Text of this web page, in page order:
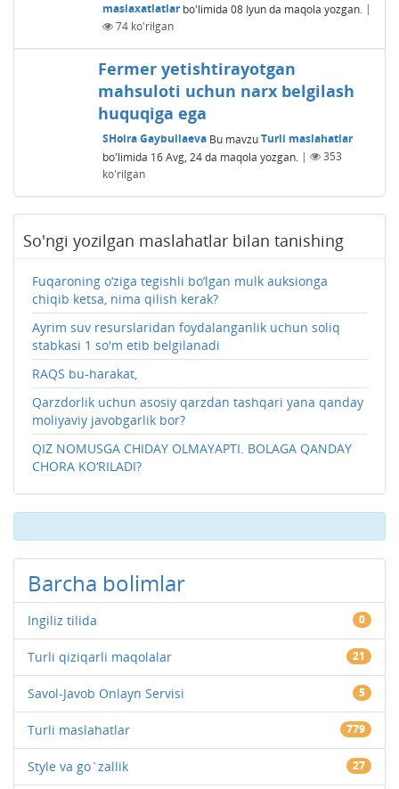
maslaxatlatlarbo'limida 08 Iyun da maqola yozgan. |
74ko'rilgan
Fermer yetishtirayotgan
mahsuloti uchun narx belgilash
huquqiga ega
SHoira Gaybullaeva Bu mavzuTurli maslahatlar
bo'limida 16 Avg, 24 da maqola yozgan. |
353
ko'rilgan
So'ngi yozilgan maslahatlar bilan tanishing
Fuqaroning o‘ziga tegishli bo‘lgan mulk auksionga
chiqib ketsa, nima qilish kerak?
Ayrim suv resurslaridan foydalanganlik uchun soliq
stabkasi 1 so'm etib belgilanadi
RAQS bu-harakat,
Qarzdorlik uchun asosiy qarzdan tashqari yana qanday
moliyaviy javobgarlik bor?
QIZ NOMUSGA CHIDAY OLMAYAPTI. BOLAGA QANDAY
CHORA KO‘RILADI?
Barcha bolimlar
Ingiliz tilida 0
Turli qiziqarli maqolalar 21
Savol-Javob Onlayn Servisi 5
Turli maslahatlar 779
Style va go`zallik 27